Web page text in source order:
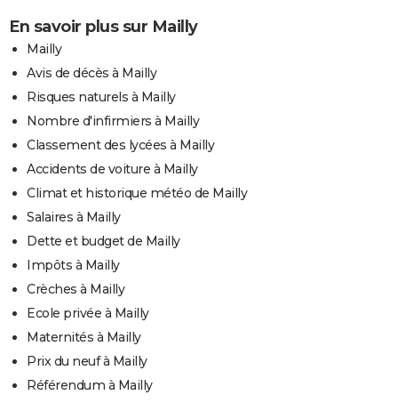
En savoir plus sur Mailly
Mailly
Avis de décès à Mailly
Risques naturels à Mailly
Nombre d'infirmiers à Mailly
Classement des lycées à Mailly
Accidents de voiture à Mailly
Climat et historique météo de Mailly
Salaires à Mailly
Dette et budget de Mailly
Impôts à Mailly
Crèches à Mailly
Ecole privée à Mailly
Maternités à Mailly
Prix du neuf à Mailly
Référendum à Mailly